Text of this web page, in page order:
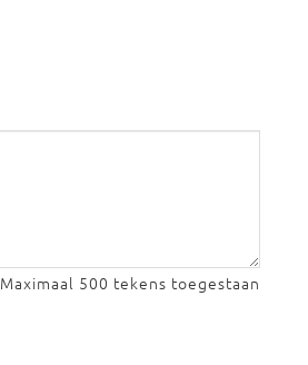
Maximaal 500 tekens toegestaan